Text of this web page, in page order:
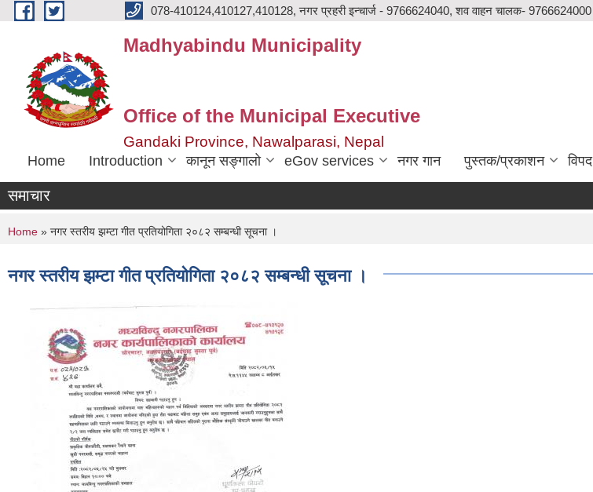
Skip to main content 078-410124,410127,410128, नगर प्रहरी इन्चार्ज - 9766624040, शव वाहन चालक- 9766624000
Madhyabindu Municipality
Office of the Municipal Executive
Gandaki Province, Nawalparasi, Nepal
Home Introduction कानून सङ्गालो eGov services नगर गान पुस्तक/प्रकाशन विपद
समाचार
You are here
Home » नगर स्तरीय झम्टा गीत प्रतियोगिता २०८२ सम्बन्धी सूचना ।
नगर स्तरीय झम्टा गीत प्रतियोगिता २०८२ सम्बन्धी सूचना ।